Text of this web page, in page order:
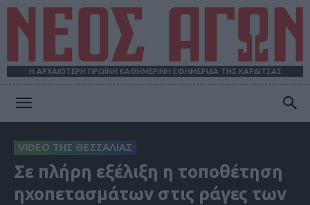
Η ΑΡΧΑΙΟΤΕΡΗ ΠΡΩΪΝΗ ΚΑΘΗΜΕΡΙΝΗ ΕΦΗΜΕΡΙΔΑ ΤΗΣ ΚΑΡΔΙΤΣΑΣ
ΑΓΩΝ
VIDEO ΤΗΣ ΘΕΣΣΑΛΙΑΣ
Σε πλήρη εξέλιξη η τοποθέτηση
ηχοπετασμάτων στις ράγες των